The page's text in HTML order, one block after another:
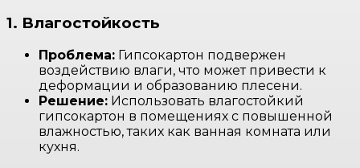
1. Влагостойкость
Проблема: Гипсокартон подвержен
воздействию влаги, что может привести к
деформации и образованию плесени.
Решение: Использовать влагостойкий
гипсокартон в помещениях с повышенной
влажностью, таких как ванная комната или
кухня.